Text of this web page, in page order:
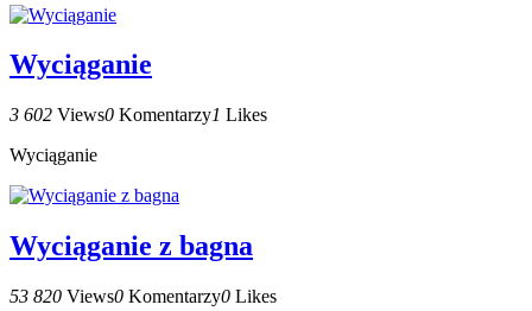
Wyciąganie
3 602 Views0 Komentarzy1 Likes
Wyciąganie
Wyciąganie z bagna
53 820 Views0 Komentarzy0 Likes